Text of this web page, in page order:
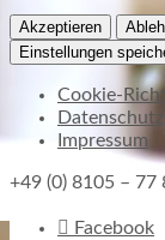
Akzeptieren
Einstellungen
Cookie-
Datenschutz
Impressum
+49 (0) 8105 – 77
Facebook